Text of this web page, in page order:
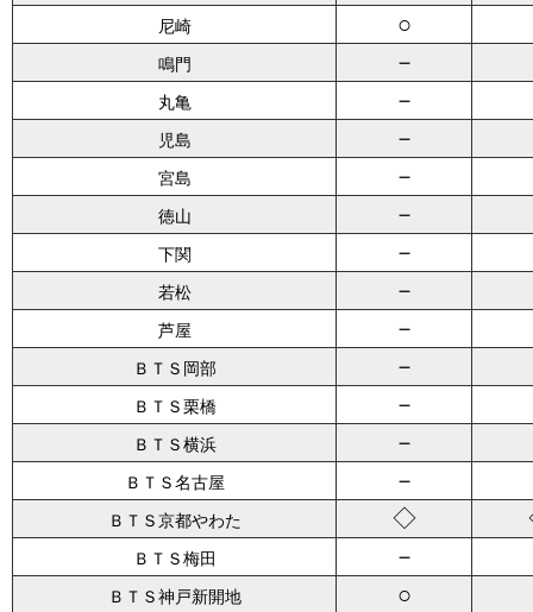
尼崎 ○
鳴門 －
丸亀 －
児島 －
宮島 －
徳山 －
下関 －
若松 －
芦屋 －
ＢＴＳ岡部 －
ＢＴＳ栗橋 －
ＢＴＳ横浜 －
ＢＴＳ名古屋 －
ＢＴＳ京都やわた ◇
ＢＴＳ梅田 －
ＢＴＳ神戸新開地 ○